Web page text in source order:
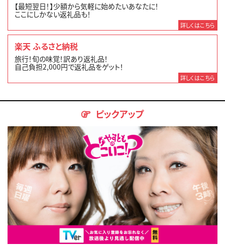
【最短翌日！】少額から気軽に始めたいあなたに！
ここにしかない返礼品も！
詳しくはこちら
楽天 ふるさと納税
旅行！旬の味覚！訳あり返礼品！
自己負担2,000円で返礼品をゲット！
詳しくはこちら
ピックアップ